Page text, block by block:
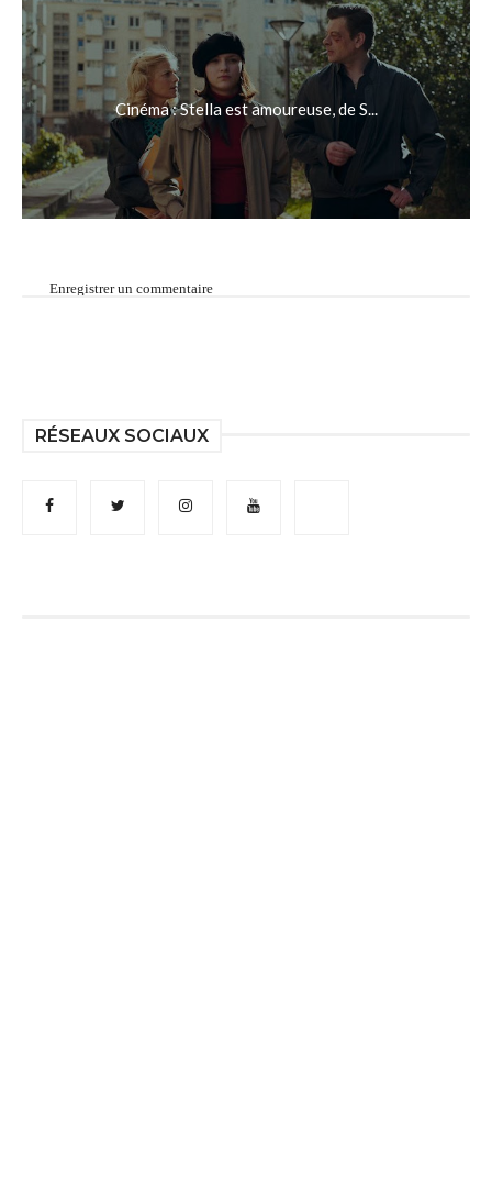
Cinéma : Stella est amoureuse, de S...
Enregistrer un commentaire
RÉSEAUX SOCIAUX